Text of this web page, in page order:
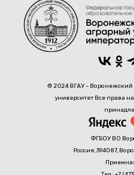
© 2024 ВГАУ - Воронежский
университет Все права
ФГБОУ ВО
Россия, 394087,